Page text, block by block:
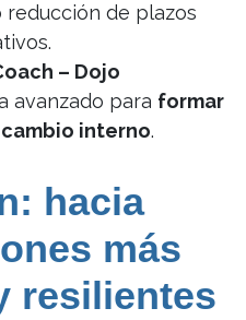
reducción de plazos
– Dojo
avanzado para formar
interno.
hacia
más
resilientes